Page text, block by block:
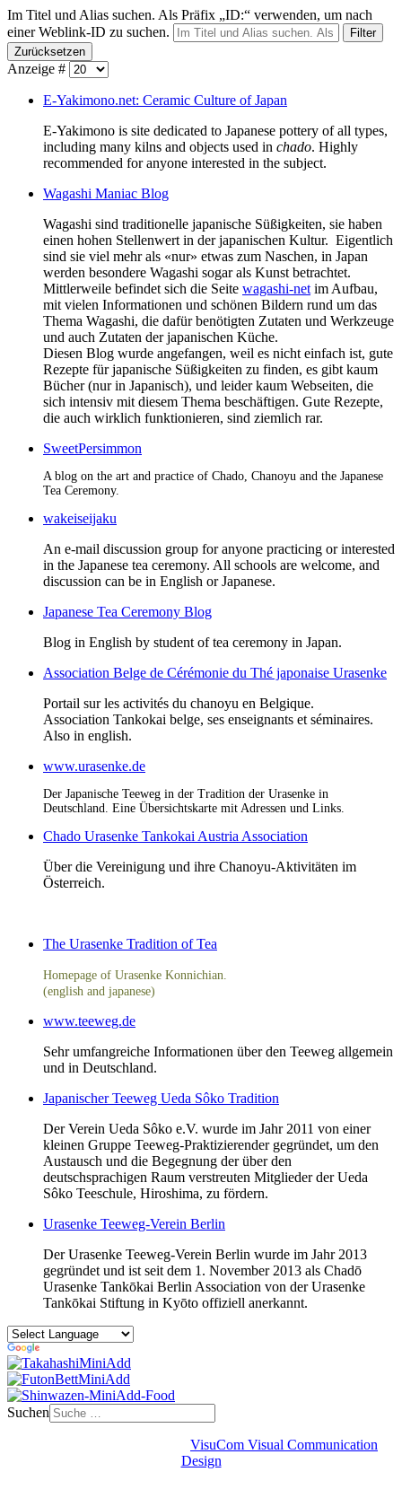
Im Titel und Alias suchen. Als Präfix „ID:“ verwenden, um nach
einer Weblink-ID zu suchen.
Filter
Zurücksetzen
Anzeige #
E-Yakimono.net: Ceramic Culture of Japan
E-Yakimono is site dedicated to Japanese pottery of all types,
including many kilns and objects used in chado. Highly
recommended for anyone interested in the subject.
Wagashi Maniac Blog
Wagashi sind traditionelle japanische Süßigkeiten, sie haben
einen hohen Stellenwert in der japanischen Kultur. Eigentlich
sind sie viel mehr als «nur» etwas zum Naschen, in Japan
werden besondere Wagashi sogar als Kunst betrachtet.
Mittlerweile befindet sich die Seite wagashi-net im Aufbau,
mit vielen Informationen und schönen Bildern rund um das
Thema Wagashi, die dafür benötigten Zutaten und Werkzeuge
und auch Zutaten der japanischen Küche.
Diesen Blog wurde angefangen, weil es nicht einfach ist, gute
Rezepte für japanische Süßigkeiten zu finden, es gibt kaum
Bücher (nur in Japanisch), und leider kaum Webseiten, die
sich intensiv mit diesem Thema beschäftigen. Gute Rezepte,
die auch wirklich funktionieren, sind ziemlich rar.
SweetPersimmon
A blog on the art and practice of Chado, Chanoyu and the Japanese
Tea Ceremony.
wakeiseijaku
An e-mail discussion group for anyone practicing or interested
in the Japanese tea ceremony. All schools are welcome, and
discussion can be in English or Japanese.
Japanese Tea Ceremony Blog
Blog in English by student of tea ceremony in Japan.
Association Belge de Cérémonie du Thé japonaise Urasenke
Portail sur les activités du chanoyu en Belgique.
Association Tankokai belge, ses enseignants et séminaires.
Also in english.
www.urasenke.de
Der Japanische Teeweg in der Tradition der Urasenke in
Deutschland. Eine Übersichtskarte mit Adressen und Links.
Chado Urasenke Tankokai Austria Association
Über die Vereinigung und ihre Chanoyu-Aktivitäten im
Österreich.
The Urasenke Tradition of Tea
Homepage of Urasenke Konnichian.
(english and japanese)
www.teeweg.de
Sehr umfangreiche Informationen über den Teeweg allgemein
und in Deutschland.
Japanischer Teeweg Ueda Sôko Tradition
Der Verein Ueda Sôko e.V. wurde im Jahr 2011 von einer
kleinen Gruppe Teeweg-Praktizierender gegründet, um den
Austausch und die Begegnung der über den
deutschsprachigen Raum verstreuten Mitglieder der Ueda
Sôko Teeschule, Hiroshima, zu fördern.
Urasenke Teeweg-Verein Berlin
Der Urasenke Teeweg-Verein Berlin wurde im Jahr 2013
gegründet und ist seit dem 1. November 2013 als Chadō
Urasenke Tankōkai Berlin Association von der Urasenke
Tankōkai Stiftung in Kyōto offiziell anerkannt.
Suchen
VisuCom Visual Communication
Design